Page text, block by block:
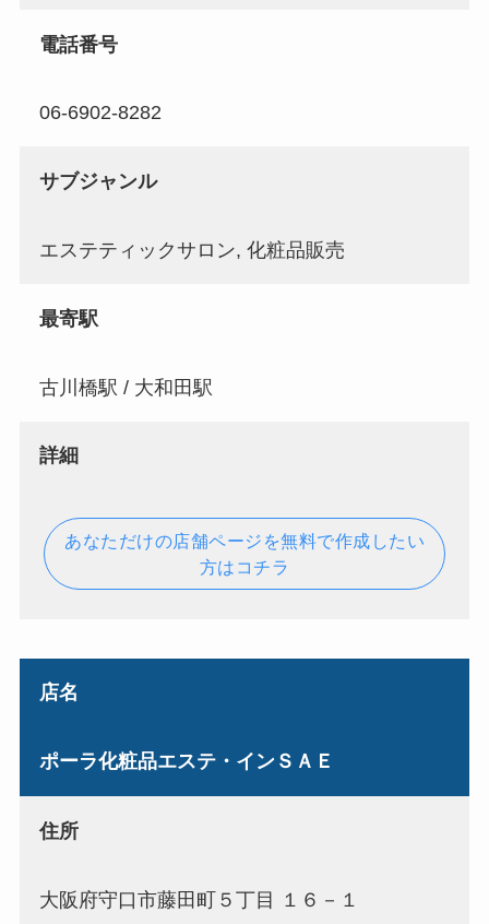
電話番号
06-6902-8282
サブジャンル
エステティックサロン, 化粧品販売
最寄駅
古川橋駅 / 大和田駅
詳細
あなただけの店舗ページを無料で作成したい
方はコチラ
店名
ポーラ化粧品エステ・インＳＡＥ
住所
大阪府守口市藤田町５丁目 １６－１